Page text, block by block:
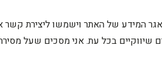
המידע של האתר וישמשו ליצירת קשר
שיווקיים בכל עת. אני מסכים שעל